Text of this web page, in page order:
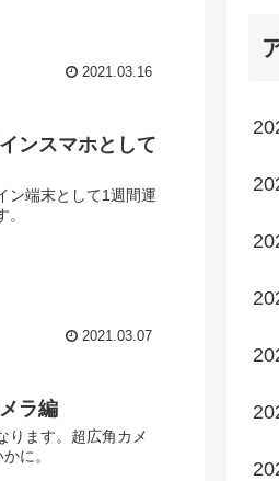
2021.03.16
ンスマホとして
ン端末として1週間運
2021.03.07
ラ編
ります。超広角カメ
に。